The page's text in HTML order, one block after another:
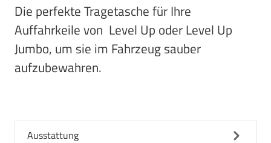
Die perfekte Tragetasche für Ihre
Auffahrkeile von Level Up oder Level Up
Jumbo, um sie im Fahrzeug sauber
aufzubewahren.
Ausstattung